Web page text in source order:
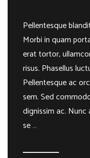
Pellentesque
Morbi in quam
erat tortor,
risus. Phasellus
Pellentesque ac
sem. Sed
dignissim ac.
se …